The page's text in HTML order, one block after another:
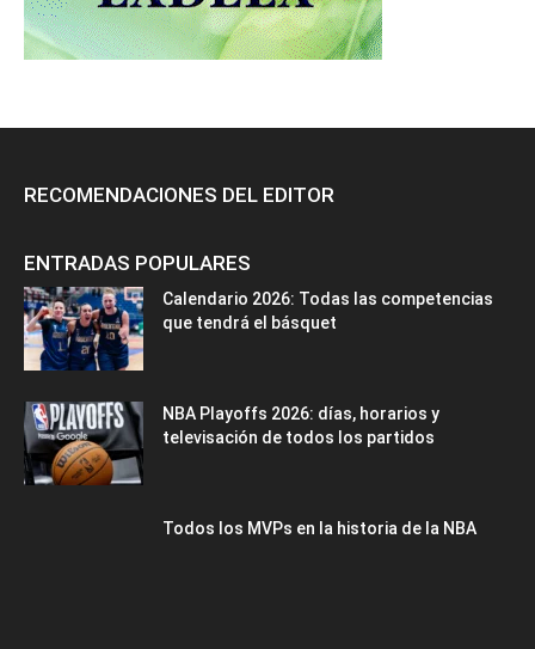
RECOMENDACIONES DEL EDITOR
ENTRADAS POPULARES
Calendario 2026: Todas las competencias
que tendrá el básquet
NBA Playoffs 2026: días, horarios y
televisación de todos los partidos
Todos los MVPs en la historia de la NBA